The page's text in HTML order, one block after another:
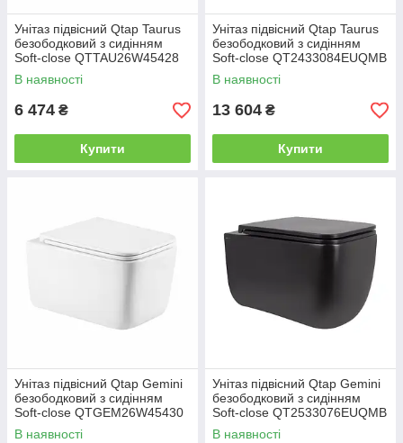
Унітаз підвісний Qtap Taurus
безободковий з сидінням
Soft-close QTTAU26W45428
В наявності
6 474 ₴
Купити
Унітаз підвісний Qtap Taurus
безободковий з сидінням
Soft-close QT2433084EUQMB
В наявності
13 604 ₴
Купити
Унітаз підвісний Qtap Gemini
безободковий з сидінням
Soft-close QTGEM26W45430
В наявності
Унітаз підвісний Qtap Gemini
безободковий з сидінням
Soft-close QT2533076EUQMB
В наявності